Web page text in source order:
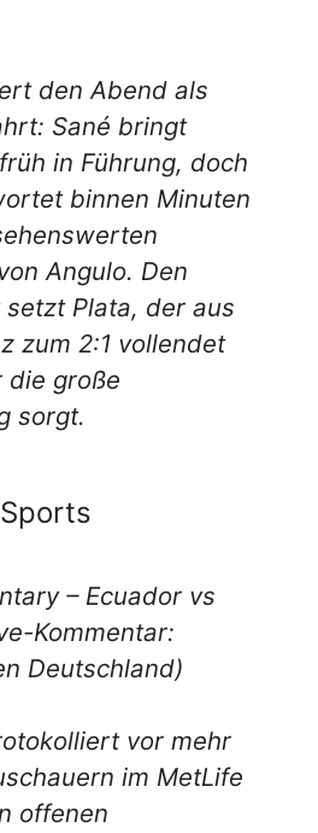
den Abend als
Sané bringt
in Führung, doch
binnen Minuten
Angulo. Den
setzt Plata, der aus
zum 2:1 vollendet
die große
sorgt.
– Ecuador vs
Kommentar:
Deutschland)
vor mehr
im MetLife
offenen